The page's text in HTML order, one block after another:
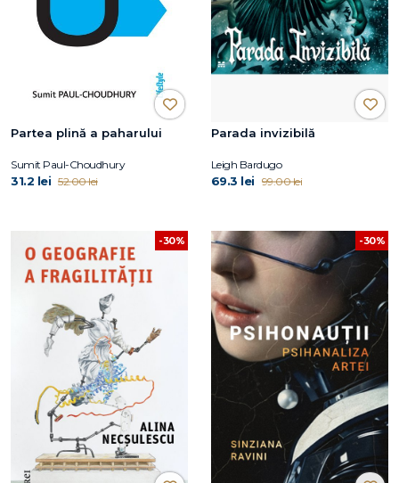
Partea plină a paharului
Sumit Paul-Choudhury
31.2 lei 52.00 lei
Parada invizibilă
Leigh Bardugo
69.3 lei 99.00 lei
-30% -30%